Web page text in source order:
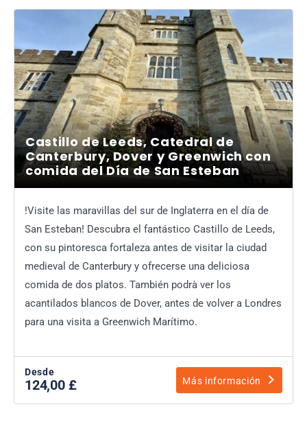
Castillo de Leeds, Catedral de
Canterbury, Dover y Greenwich con
comida del Día de San Esteban
!Visite las maravillas del sur de Inglaterra en el día de
San Esteban! Descubra el fantástico Castillo de Leeds,
con su pintoresca fortaleza antes de visitar la ciudad
medieval de Canterbury y ofrecerse una deliciosa
comida de dos platos. También podrà ver los
acantilados blancos de Dover, antes de volver a Londres
para una visita a Greenwich Marítimo.
Desde
124,00 £ Más información